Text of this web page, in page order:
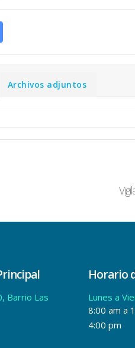
Archivos adjuntos
Barrio Las
Horario
Lunes a
8:00 am a
4:00 pm